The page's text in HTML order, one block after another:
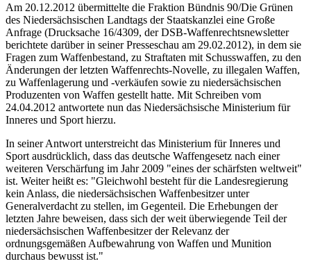
Am 20.12.2012 übermittelte die Fraktion Bündnis 90/Die Grünen
des Niedersächsischen Landtags der Staatskanzlei eine Große
Anfrage (Drucksache 16/4309, der DSB-Waffenrechtsnewsletter
berichtete darüber in seiner Presseschau am 29.02.2012), in dem sie
Fragen zum Waffenbestand, zu Straftaten mit Schusswaffen, zu den
Änderungen der letzten Waffenrechts-Novelle, zu illegalen Waffen,
zu Waffenlagerung und -verkäufen sowie zu niedersächsischen
Produzenten von Waffen gestellt hatte. Mit Schreiben vom
24.04.2012 antwortete nun das Niedersächsische Ministerium für
Inneres und Sport hierzu.
In seiner Antwort unterstreicht das Ministerium für Inneres und
Sport ausdrücklich, dass das deutsche Waffengesetz nach einer
weiteren Verschärfung im Jahr 2009 "eines der schärfsten weltweit"
ist. Weiter heißt es: "Gleichwohl besteht für die Landesregierung
kein Anlass, die niedersächsischen Waffenbesitzer unter
Generalverdacht zu stellen, im Gegenteil. Die Erhebungen der
letzten Jahre beweisen, dass sich der weit überwiegende Teil der
niedersächsischen Waffenbesitzer der Relevanz der
ordnungsgemäßen Aufbewahrung von Waffen und Munition
durchaus bewusst ist."